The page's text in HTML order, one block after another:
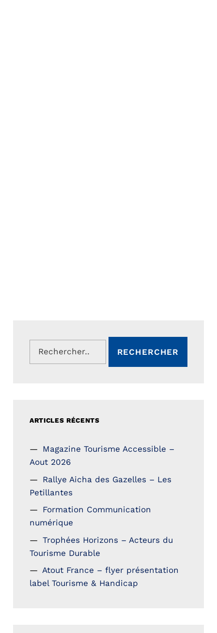
Rechercher :
ARTICLES RÉCENTS
Magazine Tourisme Accessible –
Aout 2026
Rallye Aicha des Gazelles – Les
Petillantes
Formation Communication
numérique
Trophées Horizons – Acteurs du
Tourisme Durable
Atout France – flyer présentation
label Tourisme & Handicap